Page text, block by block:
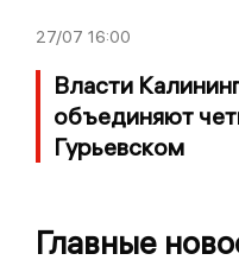
27/07 16:00
Власти
объединяют
Гурьевском
Главные